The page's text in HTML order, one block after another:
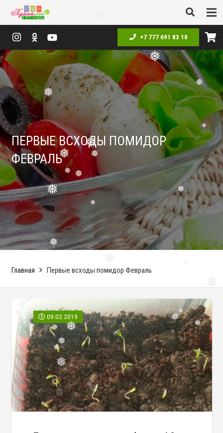
❅
❅
❅
❅
❅
❅
❅
❅
❅
❅
❅
❅
❅
❅
❅
❅
❅
❅
❅
❅
❅
❅ +7 777 691 83 10
ПЕРВЫЕ ВСХОДЫ ПОМИДОР
ФЕВРАЛЬ
Главная Первые всходы помидор Февраль
09.02.2019